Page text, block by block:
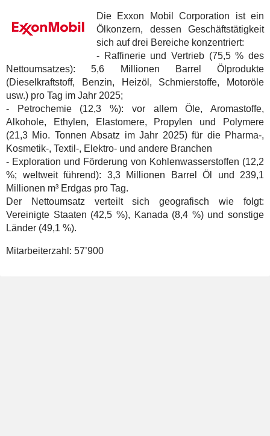
Die Exxon Mobil Corporation ist ein
Ölkonzern, dessen Geschäftstätigkeit
sich auf drei Bereiche konzentriert:
- Raffinerie und Vertrieb (75,5 % des
Nettoumsatzes): 5,6 Millionen Barrel Ölprodukte
(Dieselkraftstoff, Benzin, Heizöl, Schmierstoffe, Motoröle
usw.) pro Tag im Jahr 2025;
- Petrochemie (12,3 %): vor allem Öle, Aromastoffe,
Alkohole, Ethylen, Elastomere, Propylen und Polymere
(21,3 Mio. Tonnen Absatz im Jahr 2025) für die Pharma-,
Kosmetik-, Textil-, Elektro- und andere Branchen
- Exploration und Förderung von Kohlenwasserstoffen (12,2
%; weltweit führend): 3,3 Millionen Barrel Öl und 239,1
Millionen m³ Erdgas pro Tag.
Der Nettoumsatz verteilt sich geografisch wie folgt:
Vereinigte Staaten (42,5 %), Kanada (8,4 %) und sonstige
Länder (49,1 %).
Mitarbeiterzahl: 57’900